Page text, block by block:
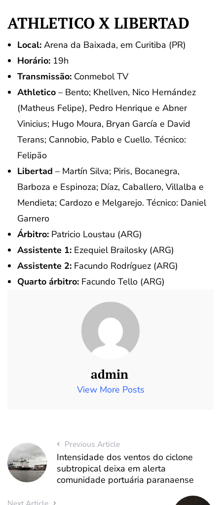
ATHLETICO X LIBERTAD
Local: Arena da Baixada, em Curitiba (PR)
Horário: 19h
Transmissão: Conmebol TV
Athletico – Bento; Khellven, Nico Hernández
(Matheus Felipe), Pedro Henrique e Abner
Vinicius; Hugo Moura, Bryan García e David
Terans; Cannobio, Pablo e Cuello. Técnico:
Felipão
Libertad – Martín Silva; Piris, Bocanegra,
Barboza e Espinoza; Díaz, Caballero, Villalba e
Mendieta; Cardozo e Melgarejo. Técnico: Daniel
Garnero
Árbitro: Patricio Loustau (ARG)
Assistente 1: Ezequiel Brailosky (ARG)
Assistente 2: Facundo Rodríguez (ARG)
Quarto árbitro: Facundo Tello (ARG)
admin
View More Posts
Previous Article
Intensidade dos ventos do ciclone
subtropical deixa em alerta
comunidade portuária paranaense